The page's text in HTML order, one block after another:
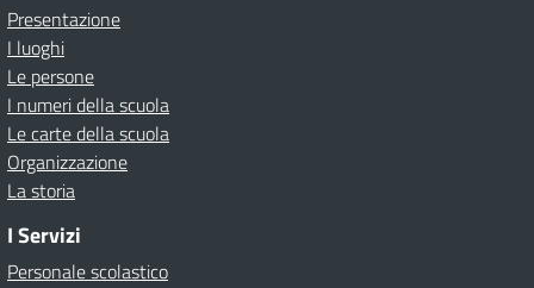
Presentazione
I luoghi
Le persone
I numeri della scuola
Le carte della scuola
Organizzazione
La storia
I Servizi
Personale scolastico